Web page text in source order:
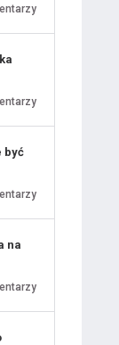
być
na